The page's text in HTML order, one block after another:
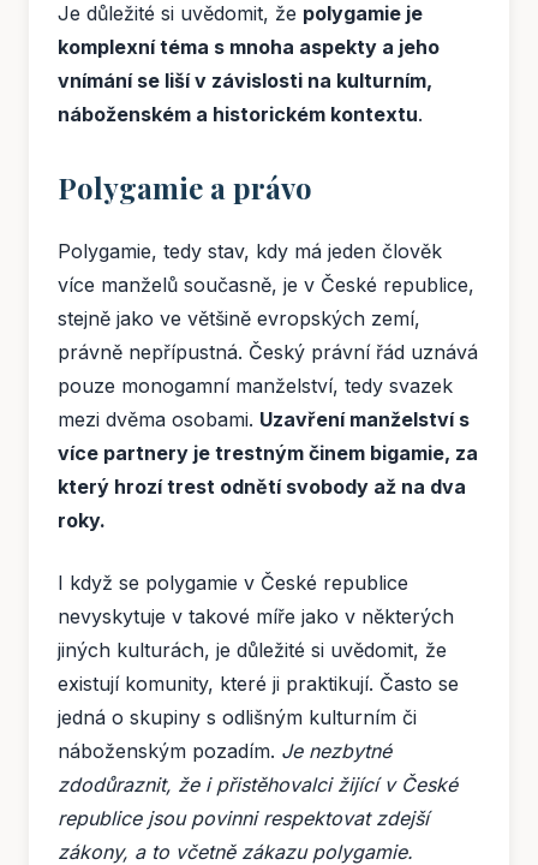
Je důležité si uvědomit, že polygamie je
komplexní téma s mnoha aspekty a jeho
vnímání se liší v závislosti na kulturním,
náboženském a historickém kontextu.
Polygamie a právo
Polygamie, tedy stav, kdy má jeden člověk
více manželů současně, je v České republice,
stejně jako ve většině evropských zemí,
právně nepřípustná. Český právní řád uznává
pouze monogamní manželství, tedy svazek
mezi dvěma osobami. Uzavření manželství s
více partnery je trestným činem bigamie, za
který hrozí trest odnětí svobody až na dva
roky.
I když se polygamie v České republice
nevyskytuje v takové míře jako v některých
jiných kulturách, je důležité si uvědomit, že
existují komunity, které ji praktikují. Často se
jedná o skupiny s odlišným kulturním či
náboženským pozadím. Je nezbytné
zdodůraznit, že i přistěhovalci žijící v České
republice jsou povinni respektovat zdejší
zákony, a to včetně zákazu polygamie.